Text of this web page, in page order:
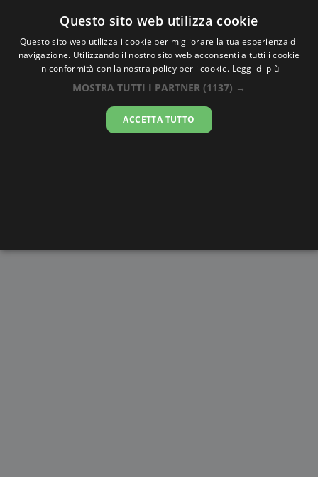
Oraesatta.co
Ora EsattaKochi
13:08:03
Questo sito web utilizza cookie
Questo sito web utilizza i cookie per migliorare la tua esperienza di
navigazione. Utilizzando il nostro sito web acconsenti a tutti i cookie
in conformità con la nostra policy per i cookie. Leggi di più
MOSTRA TUTTI I PARTNER (1137) →
ACCETTA TUTTO